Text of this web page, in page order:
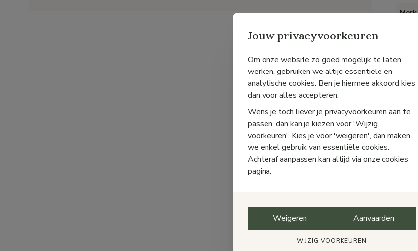
Merk
Hak
Jouw privacyvoorkeuren
Om onze website zo goed mogelijk te laten
werken, gebruiken we altijd essentiële en
analytische cookies. Ben je hiermee akkoord kies
dan voor alles accepteren.
Wens je toch liever je privacyvoorkeuren aan te
passen, dan kan je kiezen voor 'Wijzig
voorkeuren'. Kies je voor 'weigeren', dan maken
we enkel gebruik van essentiële cookies.
Achteraf aanpassen kan altijd via onze cookies
pagina.
Weigeren Aanvaarden
WIJZIG VOORKEUREN